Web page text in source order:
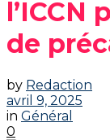
l’ICCN
de
by Redaction
avril 9, 2025
in Général
0